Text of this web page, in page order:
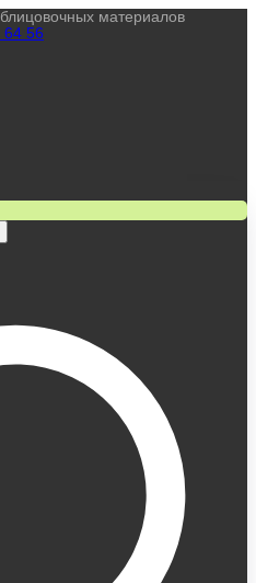
материалов
64 56